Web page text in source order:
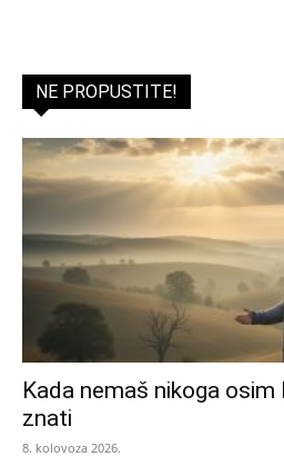
NE PROPUSTITE!
Kada nemaš nikoga
znati
8. kolovoza 2026.